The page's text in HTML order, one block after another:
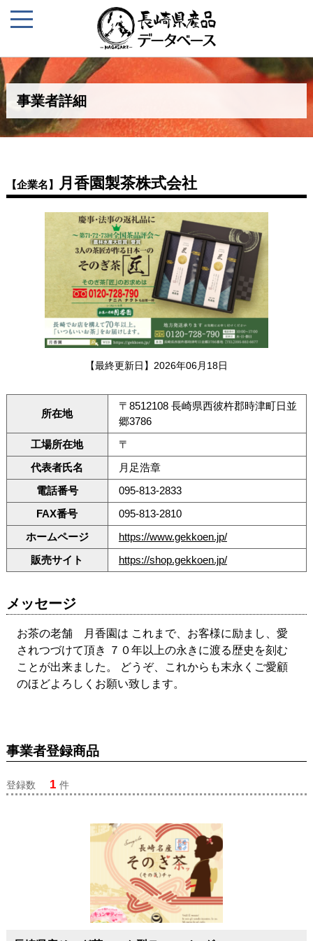
事業者詳細
【企業名】 月香園製茶株式会社
【最終更新日】2026年06月18日
所在地
〒8512108 長崎県西彼杵郡時津町日並
郷3786
工場所在地
〒
代表者氏名
月足浩章
電話番号
095-813-2833
FAX番号
095-813-2810
ホームページ
https://www.gekkoen.jp/
販売サイト
https://shop.gekkoen.jp/
メッセージ
お茶の老舗 月香園は これまで、お客様に励まし、愛
されつづけて頂き ７０年以上の永きに渡る歴史を刻む
ことが出来ました。 どうぞ、これからも末永くご愛顧
のほどよろしくお願い致します。
事業者登録商品
登録数 1 件